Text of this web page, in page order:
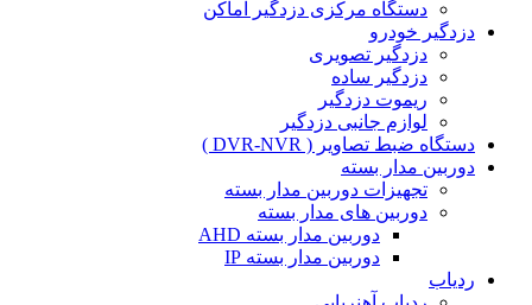
دستگاه مرکزی دزدگیر اماکن
دزدگیر خودرو
دزدگیر تصویری
دزدگیر ساده
ریموت دزدگیر
لوازم جانبی دزدگیر
دستگاه ضبط تصاویر ( DVR-NVR )
دوربین مدار بسته
تجهیزات دوربین مدار بسته
دوربین های مدار بسته
دوربین مدار بسته AHD
دوربین مدار بسته IP
ردیاب